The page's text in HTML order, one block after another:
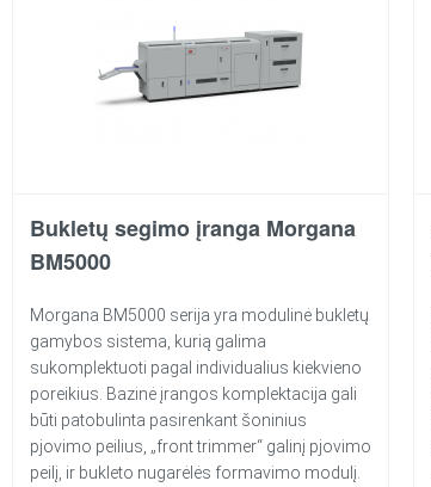
Bukletų segimo įranga Morgana
BM5000
Morgana BM5000 serija yra modulinė bukletų
gamybos sistema, kurią galima
sukomplektuoti pagal individualius kiekvieno
poreikius. Bazinė įrangos komplektacija gali
būti patobulinta pasirenkant šoninius
pjovimo peilius, „front trimmer“ galinį pjovimo
peilį, ir bukleto nugarėlės formavimo modulį.